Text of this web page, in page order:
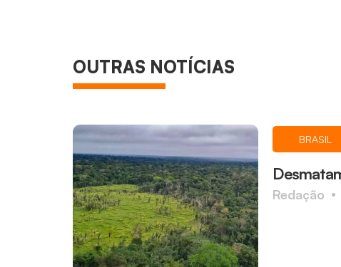
OUTRAS NOTÍCIAS
BRASIL
Redação